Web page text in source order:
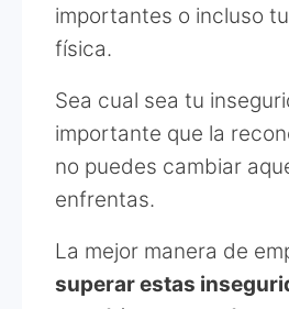
importantes o incluso
física.
Sea cual sea tu
importante que la
no puedes cambiar
enfrentas.
La mejor manera de
superar estas